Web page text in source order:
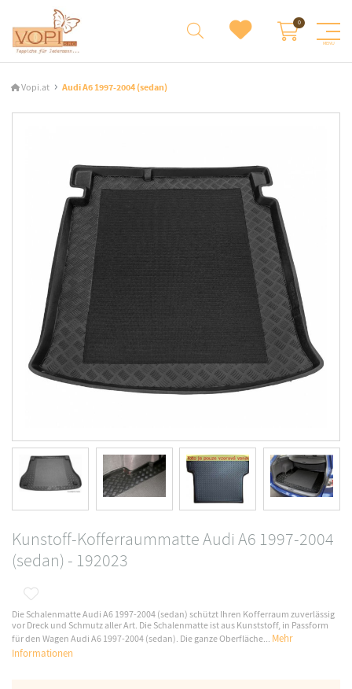
Vopi.at Audi A6 1997-2004 (sedan)
Kunstoff-Kofferraummatte Audi A6 1997-2004
(sedan) - 192023
Die Schalenmatte Audi A6 1997-2004 (sedan) schützt Ihren Kofferraum zuverlässig
vor Dreck und Schmutz aller Art. Die Schalenmatte ist aus Kunststoff, in Passform
für den Wagen Audi A6 1997-2004 (sedan). Die ganze Oberfläche... Mehr
Informationen